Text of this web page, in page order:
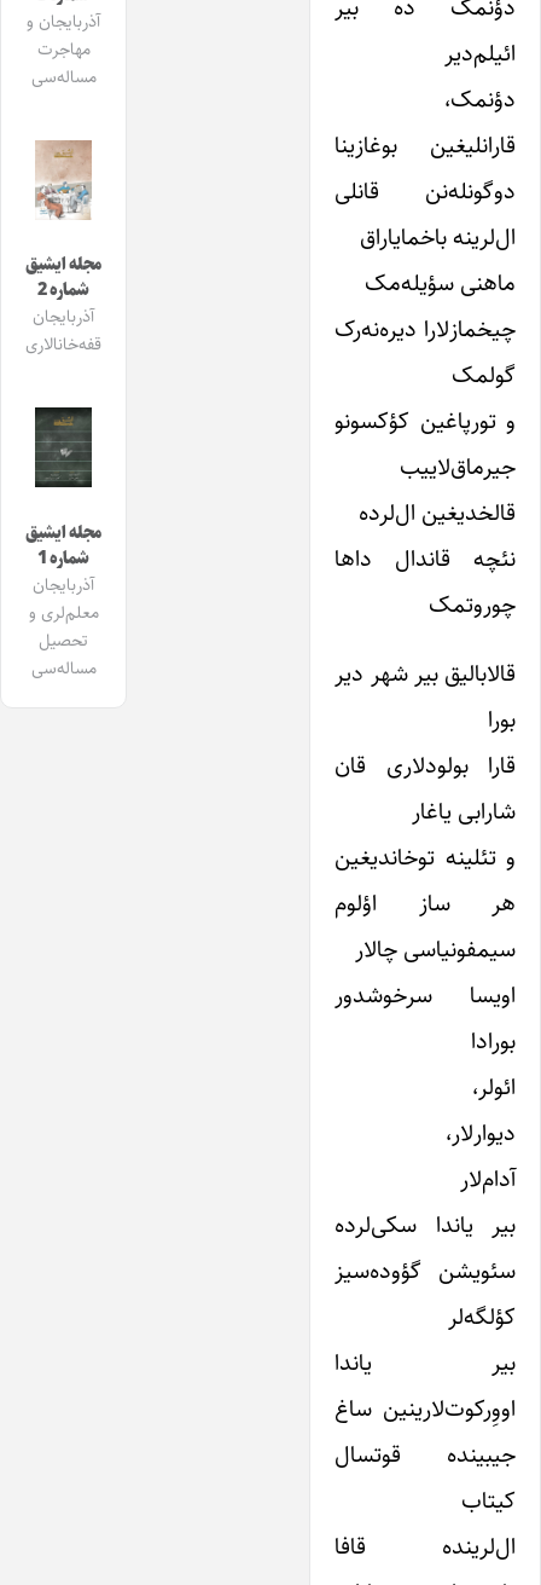
ائیلم‌دیر
دؤنمک،
قارانلیغین بوغازینا
دوگونله‌نن قانلی
ال‌لرینه باخمایاراق
ماهنی سؤیله‌مک
چیخمازلارا دیره‌نه‌رک
گولمک
و تورپاغین کؤکسونو
جیرماق‌لاییب
قالخدیغین ال‌لرده
نئچه قاندال داها
چوروتمک
قالابالیق بیر شهر دیر
بورا
قارا بولودلاری قان
شارابی یاغار
و تئلینه توخاندیغین
هر ساز اؤلوم
سیمفونیاسی چالار
اویسا سرخوشدور
بورادا
ائولر،
دیوارلار،
آدام‌لار
بیر یاندا سکی‌لرده
سئویشن گؤوده‌سیز
کؤلگه‌لر
بیر یاندا
اووِرکوت‌لارینین ساغ
جیبینده قوتسال
کیتاب
ال‌لرینده قافا
آذربایجان و
مهاجرت
مساله‌سی
مجله ایشیق
شماره 2
آذربایجان
قفه‌خانالاری
مجله ایشیق
شماره 1
آذربایجان
معلم‌لری و
تحصیل
مساله‌سی